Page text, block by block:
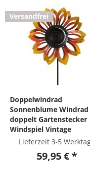
Versandfrei
Doppelwindrad
Sonnenblume Windrad
doppelt Gartenstecker
Windspiel Vintage
Lieferzeit 3-5
59,95 € *